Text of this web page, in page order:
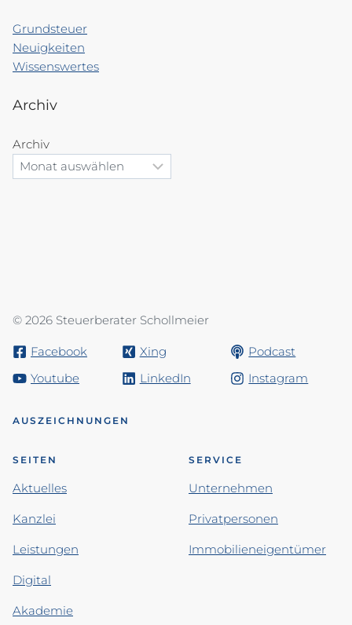
Grundsteuer
Neuigkeiten
Wissenswertes
Archiv
Archiv
© 2026 Steuerberater Schollmeier
Facebook Xing
Podcast
Youtube
LinkedIn Instagram
AUSZEICHNUNGEN
SEITEN
Aktuelles
Kanzlei
Leistungen
Digital
Akademie
SERVICE
Unternehmen
Privatpersonen
Immobilieneigentümer